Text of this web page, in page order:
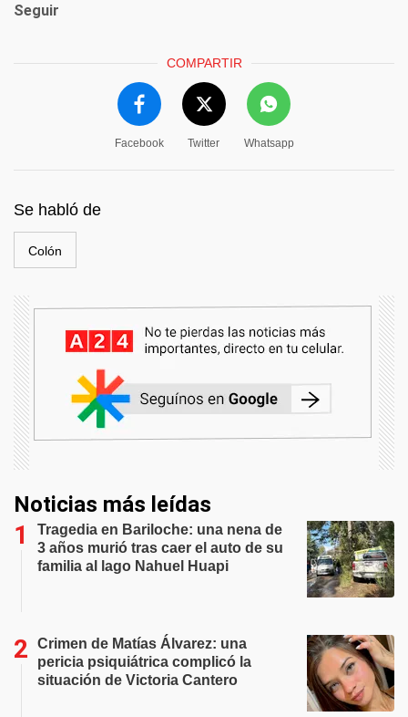
Seguir
COMPARTIR
Facebook Twitter Whatsapp
Se habló de
Colón
Noticias más leídas
Tragedia en Bariloche: una nena de
3 años murió tras caer el auto de su
familia al lago Nahuel Huapi
Crimen de Matías Álvarez: una
pericia psiquiátrica complicó la
situación de Victoria Cantero